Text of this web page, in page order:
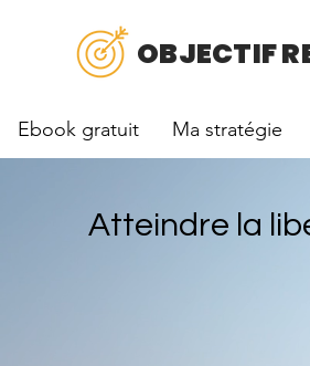
OBJECTIF
Ebook gratuit Ma stratégie
Atteindre la